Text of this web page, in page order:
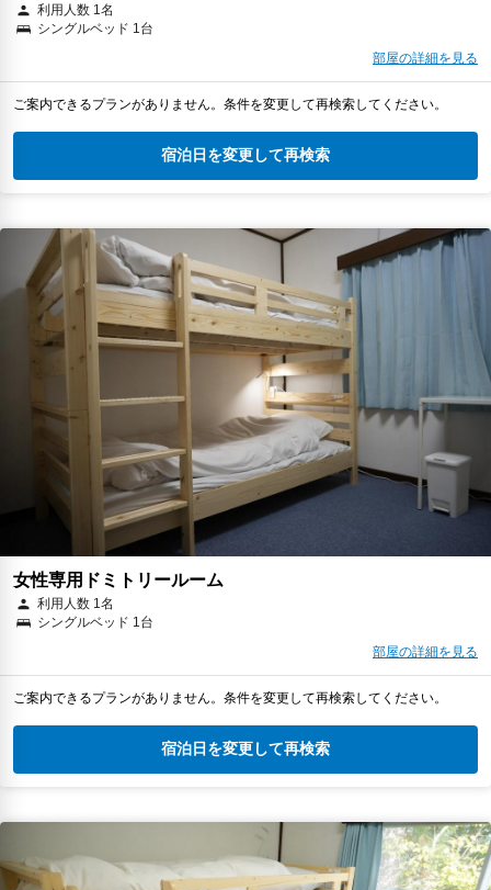
利用人数 1名
シングルベッド 1台
部屋の詳細を見る
ご案内できるプランがありません。条件を変更して再検索してください。
宿泊日を変更して再検索
女性専用ドミトリールーム
利用人数 1名
シングルベッド 1台
部屋の詳細を見る
ご案内できるプランがありません。条件を変更して再検索してください。
宿泊日を変更して再検索